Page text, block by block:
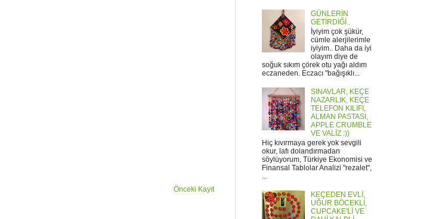
Önceki Kayıt
GÜNLERİN
GETİRDİĞİ..
İyiyim çok şükür,
cümle alerjilerimle
iyiyim.. Daha da iyi
olayım diye de
soğuk sıkım çörek otu yağı aldım
eczaneden. Eczacı "bağışıklı...
SINAVLAR, KEÇE
NAZARLIK, KEÇE
TELEFON KILIFI,
ALMAN PASTASI,
APPLE CRUMBLE
VE VALİZ :))
Hiç kıvırmaya gerek yok sevgili
okur, lafı dolandırmadan
söylüyorum, Türkiye Ekonomisi ve
Finansal Tablolar Analizi "rezalet",
...
KEÇEDEN EVLİ,
UĞUR BÖCEKLİ,
CUPCAKE'Lİ VE